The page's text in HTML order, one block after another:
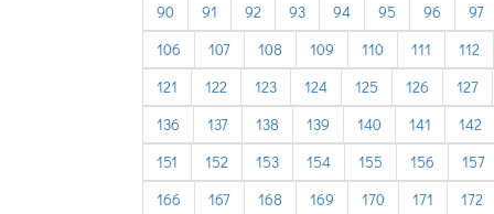
90
91 92 93 94 95 96
97
106
107 108 109 110 111
112
121
122 123 124 125 126
127
136
137 138 139 140 141
142
151
152 153 154 155 156
157
166
167 168 169 170 171
172